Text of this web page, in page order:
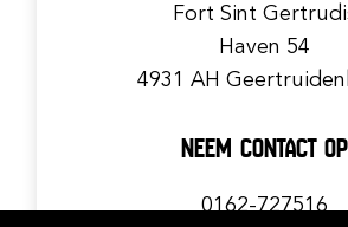
Fort Sint
Haven 54
4931 AH
NEEM CONTACT OP
0162-727516